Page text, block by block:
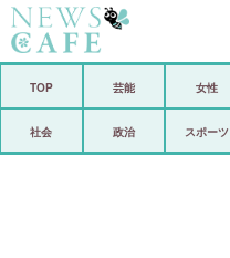
TOP 芸能 女性
社会 政治 スポーツ